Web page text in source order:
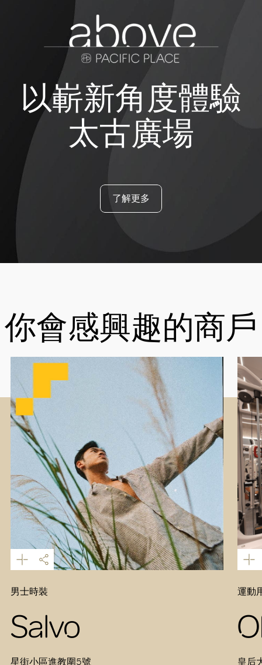
以嶄新角度體驗
太古廣場
了解更多
你會感興趣的商戶
男士時裝
Salvo
星街小區進教圍5號
運動
皇后